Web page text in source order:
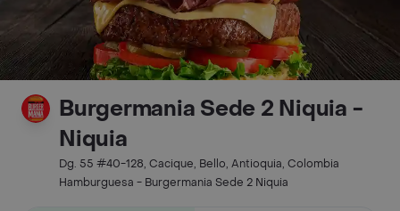
Burgermania Sede 2 Niquia -
Niquia
Dg. 55 #40-128, Cacique, Bello, Antioquia, Colombia
Hamburguesa - Burgermania Sede 2 Niquia